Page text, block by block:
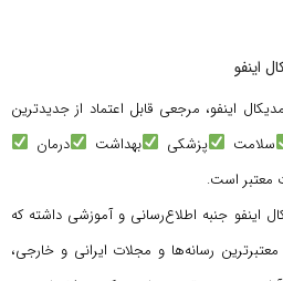
اینفو
اینفو، مرجعی قابل اعتماد از جدیدترین
سلامت پزشکی بهداشت
درمان
معتبر است.
اینفو جنبه اطلاع‌رسانی و آموزشی داشته که
رسانه‌ها و مجلات ایرانی و خارجی،